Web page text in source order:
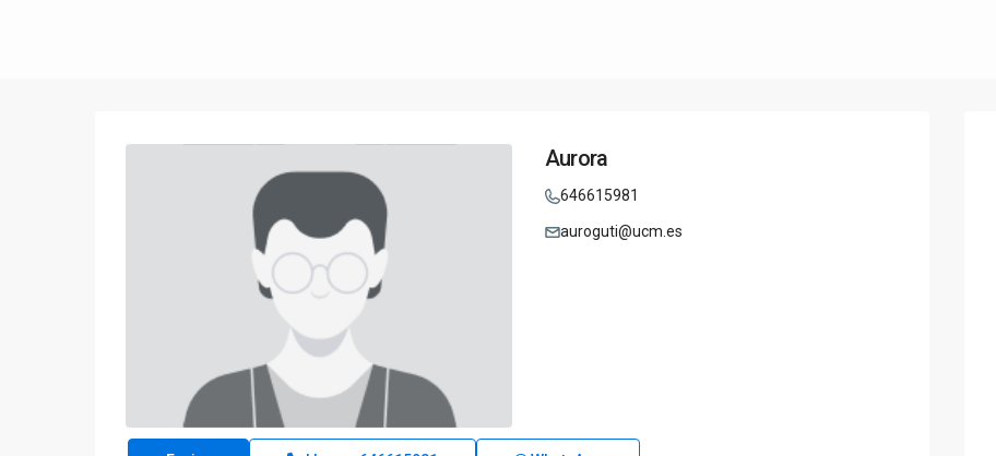
Aurora
646615981
auroguti@ucm.es